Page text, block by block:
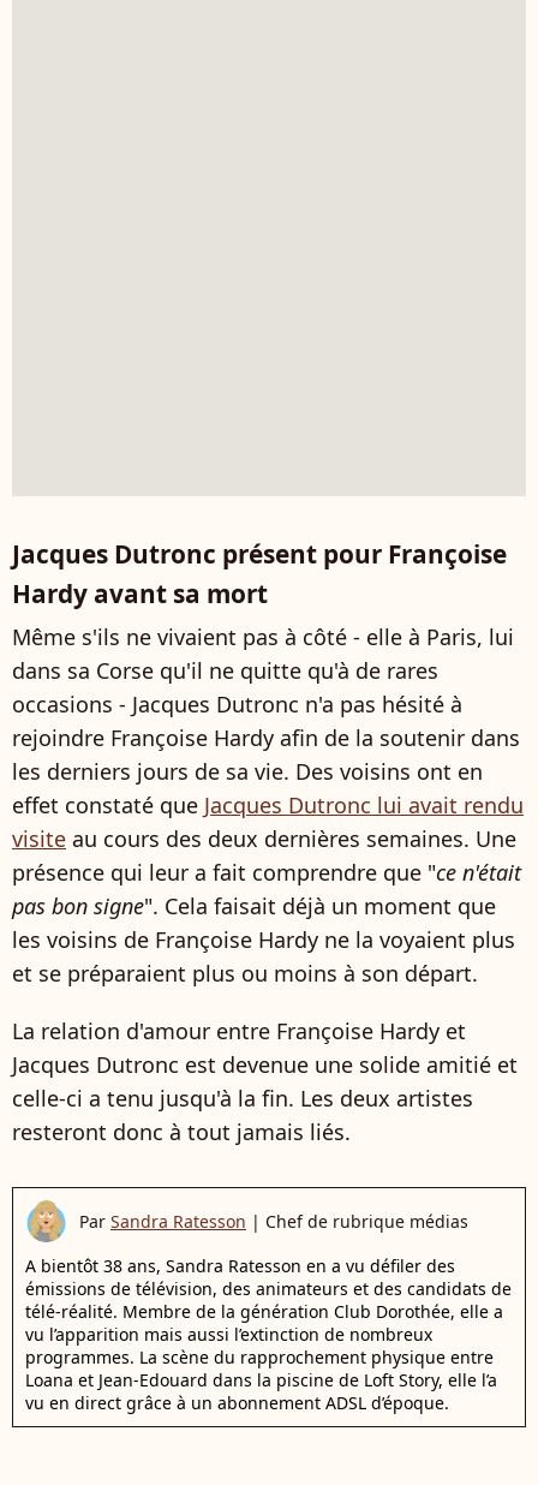
Jacques Dutronc présent pour Françoise
Hardy avant sa mort
Même s'ils ne vivaient pas à côté - elle à Paris, lui
dans sa Corse qu'il ne quitte qu'à de rares
occasions - Jacques Dutronc n'a pas hésité à
rejoindre Françoise Hardy afin de la soutenir dans
les derniers jours de sa vie. Des voisins ont en
effet constaté que Jacques Dutronc lui avait rendu
visite au cours des deux dernières semaines. Une
présence qui leur a fait comprendre que "ce n'était
pas bon signe". Cela faisait déjà un moment que
les voisins de Françoise Hardy ne la voyaient plus
et se préparaient plus ou moins à son départ.
La relation d'amour entre Françoise Hardy et
Jacques Dutronc est devenue une solide amitié et
celle-ci a tenu jusqu'à la fin. Les deux artistes
resteront donc à tout jamais liés.
Par Sandra Ratesson | Chef de rubrique médias
A bientôt 38 ans, Sandra Ratesson en a vu défiler des
émissions de télévision, des animateurs et des candidats de
télé-réalité. Membre de la génération Club Dorothée, elle a
vu l’apparition mais aussi l’extinction de nombreux
programmes. La scène du rapprochement physique entre
Loana et Jean-Edouard dans la piscine de Loft Story, elle l’a
vu en direct grâce à un abonnement ADSL d’époque.